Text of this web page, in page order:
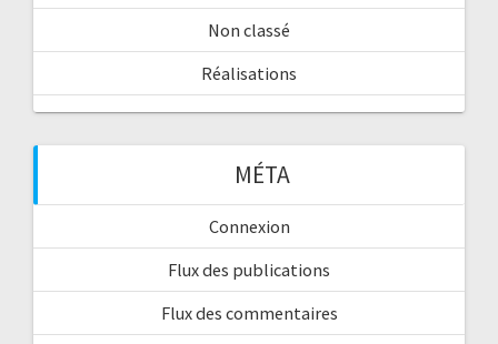
Non classé
Réalisations
MÉTA
Connexion
Flux des publications
Flux des commentaires